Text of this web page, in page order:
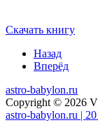
Скачать книгу
Назад
Вперёд
astro-babylon.ru
Copyright © 2026
astro-babylon.ru |